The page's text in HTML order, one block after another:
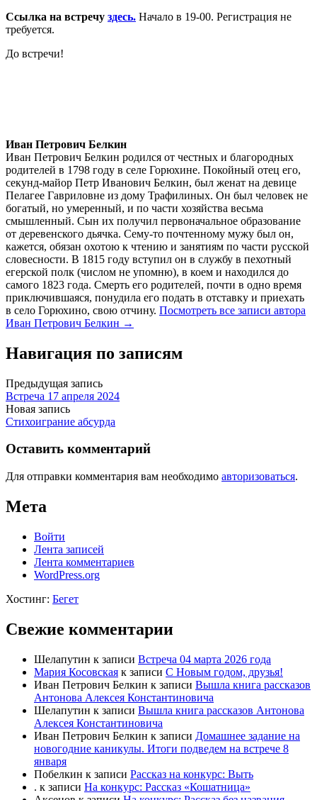
Ссылка на встречу здесь. Начало в 19-00. Регистрация не
требуется.
До встречи!
Иван Петрович Белкин
Иван Петрович Белкин родился от честных и благородных
родителей в 1798 году в селе Горюхине. Покойный отец его,
секунд-майор Петр Иванович Белкин, был женат на девице
Пелагее Гавриловне из дому Трафилиных. Он был человек не
богатый, но умеренный, и по части хозяйства весьма
смышленный. Сын их получил первоначальное образование
от деревенского дьячка. Сему-то почтенному мужу был он,
кажется, обязан охотою к чтению и занятиям по части русской
словесности. В 1815 году вступил он в службу в пехотный
егерской полк (числом не упомню), в коем и находился до
самого 1823 года. Смерть его родителей, почти в одно время
приключившаяся, понудила его подать в отставку и приехать
в село Горюхино, свою отчину. Посмотреть все записи автора
Иван Петрович Белкин →
Навигация по записям
Предыдущая запись
Встреча 17 апреля 2024
Новая запись
Стихоиграние абсурда
Оставить комментарий
Для отправки комментария вам необходимо авторизоваться.
Мета
Войти
Лента записей
Лента комментариев
WordPress.org
Хостинг: Бегет
Свежие комментарии
Шелапутин к записи Встреча 04 марта 2026 года
Мария Косовская к записи С Новым годом, друзья!
Иван Петрович Белкин к записи Вышла книга рассказов
Антонова Алексея Константиновича
Шелапутин к записи Вышла книга рассказов Антонова
Алексея Константиновича
Иван Петрович Белкин к записи Домашнее задание на
новогодние каникулы. Итоги подведем на встрече 8
января
Побелкин к записи Рассказ на конкурс: Выть
. к записи На конкурс: Рассказ «Кошатница»